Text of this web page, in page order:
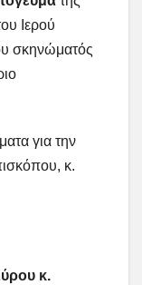
Ιερού
σκηνώματός
για την
κ.
κ.